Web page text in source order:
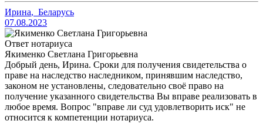
Ирина, Беларусь
07.08.2023
Ответ нотариуса
Якименко Светлана Григорьевна
Добрый день, Ирина. Сроки для получения свидетельства о
праве на наследство наследником, принявшим наследство,
законом не установлены, следовательно своё право на
получение указанного свидетельства Вы вправе реализовать в
любое время. Вопрос "вправе ли суд удовлетворить иск" не
относится к компетенции нотариуса.